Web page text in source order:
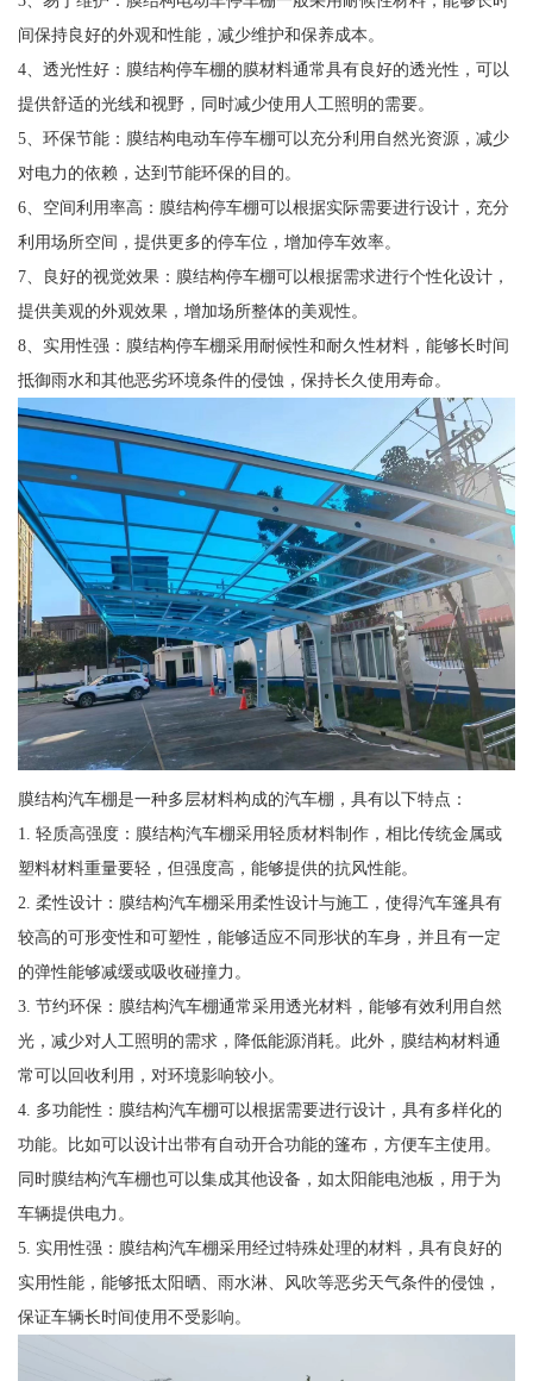
间保持良好的外观和性能，减少维护和保养成本。
4、透光性好：膜结构停车棚的膜材料通常具有良好的透光性，可以
提供舒适的光线和视野，同时减少使用人工照明的需要。
5、环保节能：膜结构电动车停车棚可以充分利用自然光资源，减少
对电力的依赖，达到节能环保的目的。
6、空间利用率高：膜结构停车棚可以根据实际需要进行设计，充分
利用场所空间，提供更多的停车位，增加停车效率。
7、良好的视觉效果：膜结构停车棚可以根据需求进行个性化设计，
提供美观的外观效果，增加场所整体的美观性。
8、实用性强：膜结构停车棚采用耐候性和耐久性材料，能够长时间
抵御雨水和其他恶劣环境条件的侵蚀，保持长久使用寿命。
膜结构汽车棚是一种多层材料构成的汽车棚，具有以下特点：
1. 轻质高强度：膜结构汽车棚采用轻质材料制作，相比传统金属或
塑料材料重量要轻，但强度高，能够提供的抗风性能。
2. 柔性设计：膜结构汽车棚采用柔性设计与施工，使得汽车篷具有
较高的可形变性和可塑性，能够适应不同形状的车身，并且有一定
的弹性能够减缓或吸收碰撞力。
3. 节约环保：膜结构汽车棚通常采用透光材料，能够有效利用自然
光，减少对人工照明的需求，降低能源消耗。此外，膜结构材料通
常可以回收利用，对环境影响较小。
4. 多功能性：膜结构汽车棚可以根据需要进行设计，具有多样化的
功能。比如可以设计出带有自动开合功能的篷布，方便车主使用。
同时膜结构汽车棚也可以集成其他设备，如太阳能电池板，用于为
车辆提供电力。
5. 实用性强：膜结构汽车棚采用经过特殊处理的材料，具有良好的
实用性能，能够抵太阳晒、雨水淋、风吹等恶劣天气条件的侵蚀，
保证车辆长时间使用不受影响。